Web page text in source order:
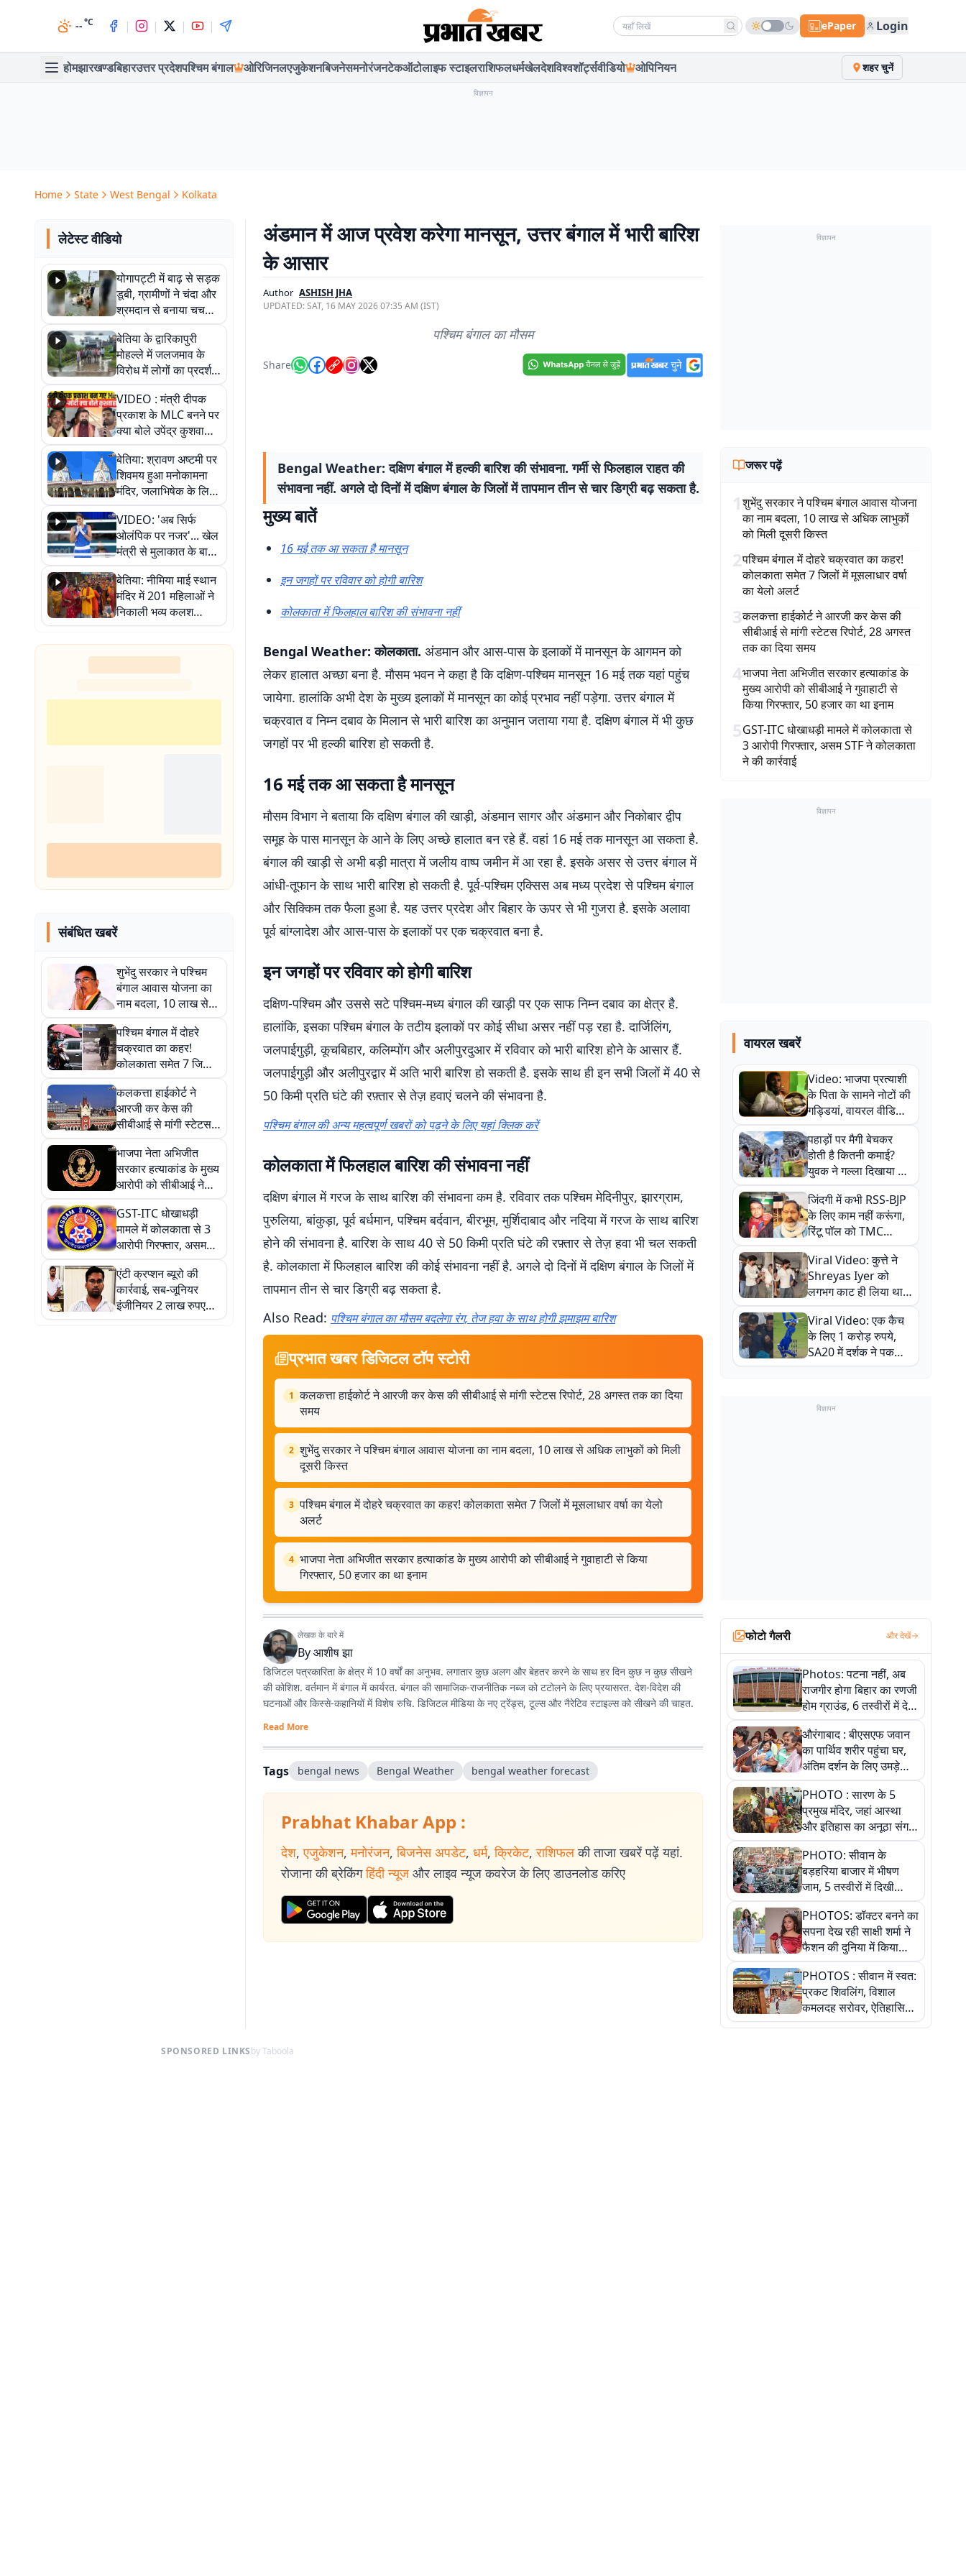
--°C | | | | Search news ePaper Login
होमझारखण्डबिहारउत्तर प्रदेशपश्चिम बंगाल ओरिजिनलएजुकेशनबिजनेसमनोरंजनटेकऑटोलाइफ स्टाइलराशिफलधर्मखेलदेशविश्वशॉर्ट्सवीडियो ओपिनियन शहर चुनें
विज्ञापन
Home State West Bengal Kolkata
लेटेस्ट वीडियो
योगापट्टी में बाढ़ से सड़क
डूबी, ग्रामीणों ने चंदा और
श्रमदान से बनाया चचरी
पुल
बेतिया के द्वारिकापुरी
मोहल्ले में जलजमाव के
विरोध में लोगों का प्रदर्शन,
स्थायी समाधान की मांग
VIDEO : मंत्री दीपक
प्रकाश के MLC बनने पर
क्या बोले उपेंद्र कुशवाहा,
सुनिए
बेतिया: श्रावण अष्टमी पर
शिवमय हुआ मनोकामना
मंदिर, जलाभिषेक के लिए
लगी लंबी कतारें
VIDEO: 'अब सिर्फ
ओलंपिक पर नजर'... खेल
मंत्री से मुलाकात के बाद
जैसमीन लंबोरिया का बड़ा
बयान
बेतिया: नीमिया माई स्थान
मंदिर में 201 महिलाओं ने
निकाली भव्य कलश
शोभायात्रा, शिवलिंग
प्राण-प्रतिष्ठा महोत्सव
शुरू
संबंधित खबरें
शुभेंदु सरकार ने पश्चिम
बंगाल आवास योजना का
नाम बदला, 10 लाख से
अधिक लाभुकों को मिली
दूसरी किस्त
पश्चिम बंगाल में दोहरे
चक्रवात का कहर!
कोलकाता समेत 7 जिलों
में मूसलाधार वर्षा का येलो
अलर्ट
कलकत्ता हाईकोर्ट ने
आरजी कर केस की
सीबीआई से मांगी स्टेटस
रिपोर्ट, 28 अगस्त तक का
दिया समय
भाजपा नेता अभिजीत
सरकार हत्याकांड के मुख्य
आरोपी को सीबीआई ने
गुवाहाटी से किया
गिरफ्तार, 50 हजार का था
इनाम
GST-ITC धोखाधड़ी
मामले में कोलकाता से 3
आरोपी गिरफ्तार, असम
STF ने कोलकाता ने की
कार्रवाई
एंटी क्रप्शन ब्यूरो की
कार्रवाई, सब-जूनियर
इंजीनियर 2 लाख रुपए
रिश्वत लेते अरेस्ट
अंडमान में आज प्रवेश करेगा मानसून, उत्तर बंगाल में भारी बारिश
के आसार
Author ASHISH JHA
UPDATED:SAT, 16 MAY 2026 07:35 AM (IST)
पश्चिम बंगाल का मौसम
Share
Bengal Weather: दक्षिण बंगाल में हल्की बारिश की संभावना. गर्मी से फिलहाल राहत की
संभावना नहीं. अगले दो दिनों में दक्षिण बंगाल के जिलों में तापमान तीन से चार डिग्री बढ़ सकता है.
मुख्य बातें
16 मई तक आ सकता है मानसून
इन जगहों पर रविवार को होगी बारिश
कोलकाता में फिलहाल बारिश की संभावना नहीं
Bengal Weather: कोलकाता. अंडमान और आस-पास के इलाकों में मानसून के आगमन को
लेकर हालात अच्छा बना है. मौसम भवन ने कहा है कि दक्षिण-पश्चिम मानसून 16 मई तक यहां पहुंच
जायेगा. हालांकि अभी देश के मुख्य इलाकों में मानसून का कोई प्रभाव नहीं पड़ेगा. उत्तर बंगाल में
चक्रवात व निम्न दबाव के मिलान से भारी बारिश का अनुमान जताया गया है. दक्षिण बंगाल में भी कुछ
जगहों पर भी हल्की बारिश हो सकती है.
16 मई तक आ सकता है मानसून
मौसम विभाग ने बताया कि दक्षिण बंगाल की खाड़ी, अंडमान सागर और अंडमान और निकोबार द्वीप
समूह के पास मानसून के आने के लिए अच्छे हालात बन रहे हैं. वहां 16 मई तक मानसून आ सकता है.
बंगाल की खाड़ी से अभी बड़ी मात्रा में जलीय वाष्प जमीन में आ रहा है. इसके असर से उत्तर बंगाल में
आंधी-तूफान के साथ भारी बारिश हो सकती है. पूर्व-पश्चिम एक्सिस अब मध्य प्रदेश से पश्चिम बंगाल
और सिक्किम तक फैला हुआ है. यह उत्तर प्रदेश और बिहार के ऊपर से भी गुजरा है. इसके अलावा
पूर्व बांग्लादेश और आस-पास के इलाकों पर एक चक्रवात बना है.
इन जगहों पर रविवार को होगी बारिश
दक्षिण-पश्चिम और उससे सटे पश्चिम-मध्य बंगाल की खाड़ी पर एक साफ निम्न दबाव का क्षेत्र है.
हालांकि, इसका पश्चिम बंगाल के तटीय इलाकों पर कोई सीधा असर नहीं पड़ रहा है. दार्जिलिंग,
जलपाईगुड़ी, कूचबिहार, कलिम्पोंग और अलीपुरदुआर में रविवार को भारी बारिश होने के आसार हैं.
जलपाईगुड़ी और अलीपुरद्वार में अति भारी बारिश हो सकती है. इसके साथ ही इन सभी जिलों में 40 से
50 किमी प्रति घंटे की रफ़्तार से तेज़ हवाएं चलने की संभावना है.
पश्चिम बंगाल की अन्य महत्वपूर्ण खबरों को पढ़ने के लिए यहां क्लिक करें
कोलकाता में फिलहाल बारिश की संभावना नहीं
दक्षिण बंगाल में गरज के साथ बारिश की संभावना कम है. रविवार तक पश्चिम मेदिनीपुर, झारग्राम,
पुरुलिया, बांकुड़ा, पूर्व बर्धमान, पश्चिम बर्दवान, बीरभूम, मुर्शिदाबाद और नदिया में गरज के साथ बारिश
होने की संभावना है. बारिश के साथ 40 से 50 किमी प्रति घंटे की रफ़्तार से तेज़ हवा भी चल सकती
है. कोलकाता में फिलहाल बारिश की कोई संभावना नहीं है. अगले दो दिनों में दक्षिण बंगाल के जिलों में
तापमान तीन से चार डिग्री बढ़ सकता है.
Also Read: पश्चिम बंगाल का मौसम बदलेगा रंग, तेज हवा के साथ होगी झमाझम बारिश
प्रभात खबर डिजिटल टॉप स्टोरी
1 कलकत्ता हाईकोर्ट ने आरजी कर केस की सीबीआई से मांगी स्टेटस रिपोर्ट, 28 अगस्त तक का दिया
समय
2 शुभेंदु सरकार ने पश्चिम बंगाल आवास योजना का नाम बदला, 10 लाख से अधिक लाभुकों को मिली
दूसरी किस्त
3 पश्चिम बंगाल में दोहरे चक्रवात का कहर! कोलकाता समेत 7 जिलों में मूसलाधार वर्षा का येलो
अलर्ट
4 भाजपा नेता अभिजीत सरकार हत्याकांड के मुख्य आरोपी को सीबीआई ने गुवाहाटी से किया
गिरफ्तार, 50 हजार का था इनाम
लेखक के बारे में
Byआशीष झा
डिजिटल पत्रकारिता के क्षेत्र में 10 वर्षों का अनुभव. लगातार कुछ अलग और बेहतर करने के साथ हर दिन कुछ न कुछ सीखने
की कोशिश. वर्तमान में बंगाल में कार्यरत. बंगाल की सामाजिक-राजनीतिक नब्ज को टटोलने के लिए प्रयासरत. देश-विदेश की
घटनाओं और किस्से-कहानियों में विशेष रुचि. डिजिटल मीडिया के नए ट्रेंड्स, टूल्स और नैरेटिव स्टाइल्स को सीखने की चाहत.
Read More
Tags bengal news Bengal Weather bengal weather forecast
Prabhat Khabar App :
देश, एजुकेशन, मनोरंजन, बिजनेस अपडेट, धर्म, क्रिकेट, राशिफल की ताजा खबरें पढ़ें यहां.
रोजाना की ब्रेकिंग हिंदी न्यूज और लाइव न्यूज कवरेज के लिए डाउनलोड करिए
विज्ञापन
जरूर पढ़ें
1शुभेंदु सरकार ने पश्चिम बंगाल आवास योजना
का नाम बदला, 10 लाख से अधिक लाभुकों
को मिली दूसरी किस्त
2पश्चिम बंगाल में दोहरे चक्रवात का कहर!
कोलकाता समेत 7 जिलों में मूसलाधार वर्षा
का येलो अलर्ट
3कलकत्ता हाईकोर्ट ने आरजी कर केस की
सीबीआई से मांगी स्टेटस रिपोर्ट, 28 अगस्त
तक का दिया समय
4भाजपा नेता अभिजीत सरकार हत्याकांड के
मुख्य आरोपी को सीबीआई ने गुवाहाटी से
किया गिरफ्तार, 50 हजार का था इनाम
5GST-ITC धोखाधड़ी मामले में कोलकाता से
3 आरोपी गिरफ्तार, असम STF ने कोलकाता
ने की कार्रवाई
विज्ञापन
वायरल खबरें
Video: भाजपा प्रत्याशी
के पिता के सामने नोटों की
गड्डियां, वायरल वीडियो
से राजनीति में उबाल,
अजित महतो बोले- TMC
की गंदी चाल
पहाड़ों पर मैगी बेचकर
होती है कितनी कमाई?
युवक ने गल्ला दिखाया तो
नौकरी वालों के खड़े हो गए
कान
जिंदगी में कभी RSS-BJP
के लिए काम नहीं करूंगा,
रिंटू पॉल को TMC
ऑफिस में ले जाकर पीटा,
Video वायरल
Viral Video: कुत्ते ने
Shreyas Iyer को
लगभग काट ही लिया था,
न्यूजीलैंड सीरीज से पहले
बाल-बाल बचे
Viral Video: एक कैच
के लिए 1 करोड़ रुपये,
SA20 में दर्शक ने पकड़ा
एक हाथ से गजब का कैच
विज्ञापन
फोटो गैलरी और देखें
Photos: पटना नहीं, अब
राजगीर होगा बिहार का रणजी
होम ग्राउंड, 6 तस्वीरों में देखें
नए स्टेडियम की पूरी कहानी
औरंगाबाद : बीएसएफ जवान
का पार्थिव शरीर पहुंचा घर,
अंतिम दर्शन के लिए उमड़े
लोग
PHOTO : सारण के 5
प्रमुख मंदिर, जहां आस्था
और इतिहास का अनूठा संगम,
तस्वीरों में जानिए
PHOTO: सीवान के
बड़हरिया बाजार में भीषण
जाम, 5 तस्वीरों में दिखी
अव्यवस्था
PHOTOS: डॉक्टर बनने का
सपना देख रही साक्षी शर्मा ने
फैशन की दुनिया में किया
कमाल,जानिए बेगूसराय की
बेटी ने कैसे दी अपने सपनों
को उड़ान
PHOTOS : सीवान में स्वत:
प्रकट शिवलिंग, विशाल
कमलदह सरोवर, ऐतिहासिक
महेंद्रनाथ मंदिर और घंटाघर
SPONSORED LINKSby Taboola